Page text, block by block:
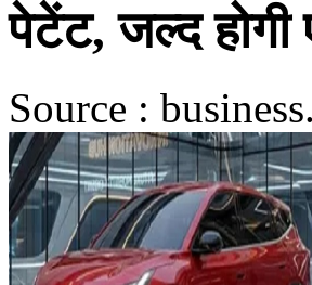
पेटेंट, जल्द होगी
Source :